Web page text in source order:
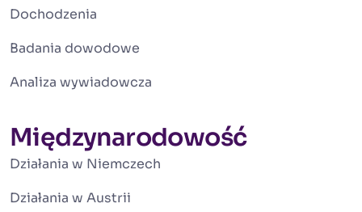
Dochodzenia
Badania dowodowe
Analiza wywiadowcza
Międzynarodowość
Działania w Niemczech
Działania w Austrii